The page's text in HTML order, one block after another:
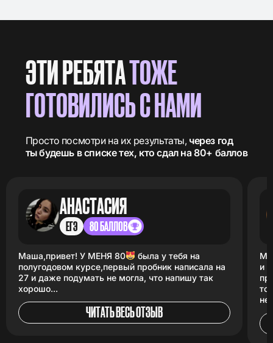
ЭТИ РЕБЯТАТОЖЕ
ГОТОВИЛИСЬ С НАМИ
Просто посмотри на их результаты, через год
ты будешь в списке тех, кто сдал на 80+ баллов
АНАСТАСИЯ
ЕГЭ 80 БАЛЛОВ
Маша,привет! У МЕНЯ 80
была у тебя на
полугодовом курсе,первый пробник написала на
27 и даже подумать не могла, что напишу так
хорошо...
ЧИТАТЬ ВЕСЬ ОТЗЫВ
и